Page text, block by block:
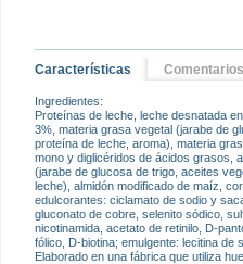
Características Comentarios
Ingredientes:
Proteínas de leche, leche desnatada
3%, materia grasa vegetal (jarabe de
proteína de leche, aroma), materia
mono y diglicéridos de ácidos grasos,
(jarabe de glucosa de trigo, aceites
leche), almidón modificado de maíz,
edulcorantes: ciclamato de sodio y
gluconato de cobre, selenito sódico,
nicotinamida, acetato de retinilo, D-
fólico, D-biotina; emulgente: lecitina
Elaborado en una fábrica que utiliza